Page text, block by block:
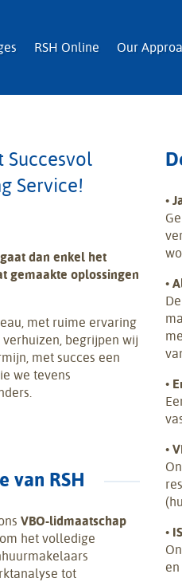
Immigration
RSH Online Our
Service!
dan enkel het
gemaakte oplossingen
met ruime ervaring
begrijpen wij
met succes een
we tevens
van RSH
VBO-lidmaatschap
het volledige
tot
•
•
•
•
•